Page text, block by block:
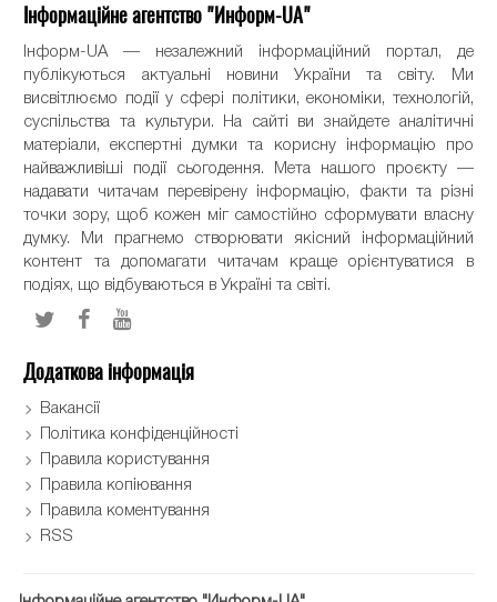
Інформаційне агентство "Информ-UA"
Інформ-UA — незалежний інформаційний портал, де
публікуються актуальні новини України та світу. Ми
висвітлюємо події у сфері політики, економіки, технологій,
суспільства та культури. На сайті ви знайдете аналітичні
матеріали, експертні думки та корисну інформацію про
найважливіші події сьогодення. Мета нашого проєкту —
надавати читачам перевірену інформацію, факти та різні
точки зору, щоб кожен міг самостійно сформувати власну
думку. Ми прагнемо створювати якісний інформаційний
контент та допомагати читачам краще орієнтуватися в
подіях, що відбуваються в Україні та світі.
Додаткова інформація
Вакансії
Політика конфіденційності
Правила користування
Правила копіювання
Правила коментування
RSS